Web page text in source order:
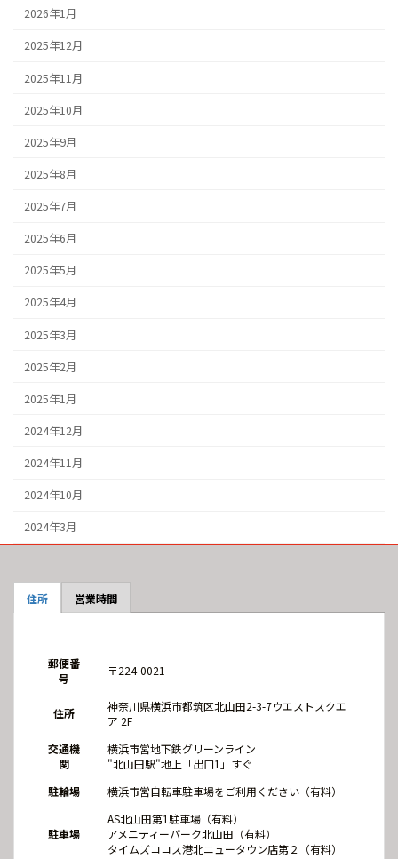
2026年1月
2025年12月
2025年11月
2025年10月
2025年9月
2025年8月
2025年7月
2025年6月
2025年5月
2025年4月
2025年3月
2025年2月
2025年1月
2024年12月
2024年11月
2024年10月
2024年3月
住所 営業時間
郵便番
号
〒224-0021
住所
神奈川県横浜市都筑区北山田2-3-7ウエストスクエ
ア 2F
交通機
関
横浜市営地下鉄グリーンライン
"北山田駅"地上「出口1」すぐ
駐輪場
横浜市営自転車駐車場をご利用ください（有料）
駐車場
AS北山田第1駐車場（有料）
アメニティーパーク北山田（有料）
タイムズココス港北ニュータウン店第２（有料）